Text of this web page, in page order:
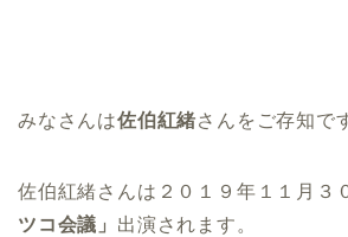
みなさんは佐伯紅緒さんをご存知で
佐伯紅緒さんは２０１９年１１月３
ツコ会議」 出演されます。